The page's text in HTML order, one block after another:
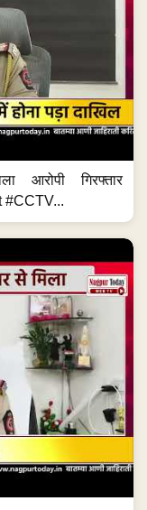
आरोपी गिरफ्तार
#CCTV...